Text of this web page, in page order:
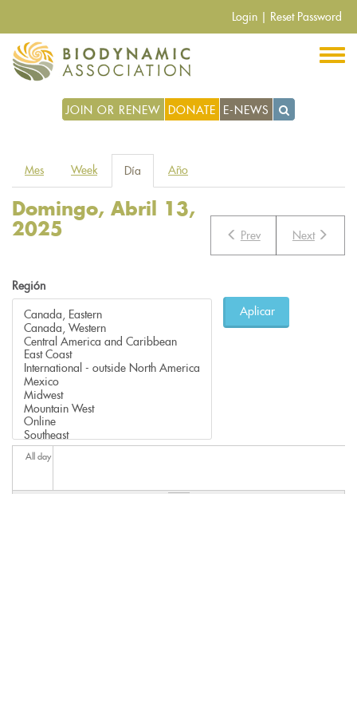
contenido
principal
Login Reset Password
JOIN OR RENEW DONATE E-NEWS
Solapas
principales
Mes Week Día (solapa
activa)
Año
Prev Next
Domingo, Abril 13,
2025
Región
Aplicar
All day